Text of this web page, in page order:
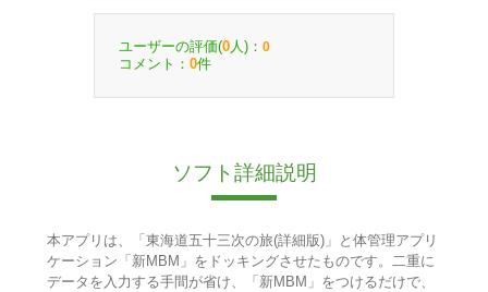
ユーザーの評価(0 人)： 0
コメント： 0件
ソフト詳細説明
本アプリは、「東海道五十三次の旅(詳細版)」と体管理アプリ
ケーション「新MBM」をドッキングさせたものです。二重に
データを入力する手間が省け、「新MBM」をつけるだけで、